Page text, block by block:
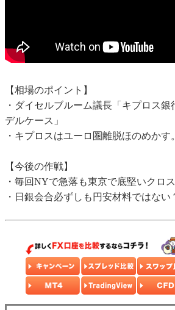
【相場のポイント】
・ダイセルブルーム議長「キプロス
デルケース」
・キプロスはユーロ圏離脱ほのめかす。
【今後の作戦】
・毎回NYで急落も東京で底堅いクロス
・日銀会合必ずしも円安材料ではない